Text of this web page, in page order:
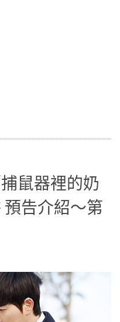
鼠器裡的奶
告介紹～第